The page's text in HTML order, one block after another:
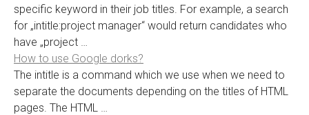
specific keyword in their job titles. For example, a search
for „intitle:project manager“ would return candidates who
have „project …
How to use Google dorks?
The intitle is a command which we use when we need to
separate the documents depending on the titles of HTML
pages. The HTML …